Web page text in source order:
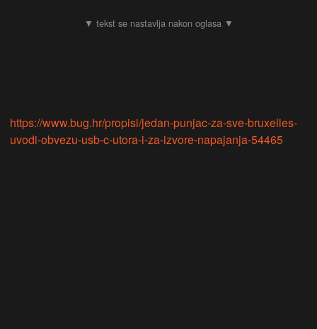
https://www.bug.hr/propisi/jedan-punjac-za-sve-bruxelles-
uvodi-obvezu-usb-c-utora-i-za-izvore-napajanja-54465